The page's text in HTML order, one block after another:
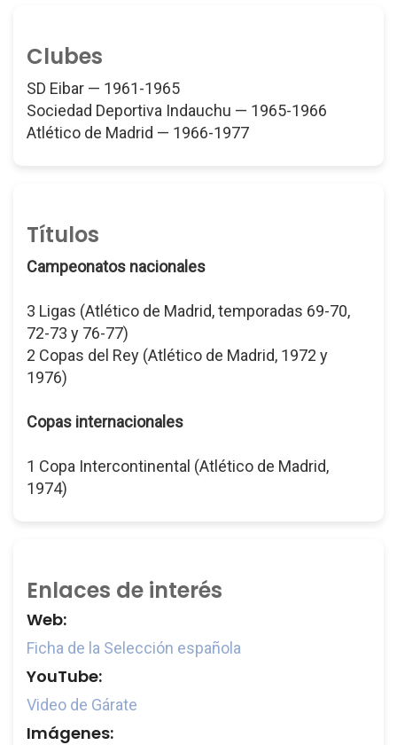
Clubes
SD Eibar — 1961-1965
Sociedad Deportiva Indauchu — 1965-1966
Atlético de Madrid — 1966-1977
Títulos
Campeonatos nacionales
3 Ligas (Atlético de Madrid, temporadas 69-70,
72-73 y 76-77)
2 Copas del Rey (Atlético de Madrid, 1972 y
1976)
Copas internacionales
1 Copa Intercontinental (Atlético de Madrid,
1974)
Enlaces de interés
Web:
Ficha de la Selección española
YouTube:
Video de Gárate
Imágenes: